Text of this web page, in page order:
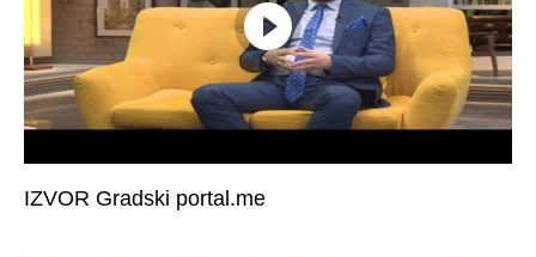
IZVOR Gradski portal.me